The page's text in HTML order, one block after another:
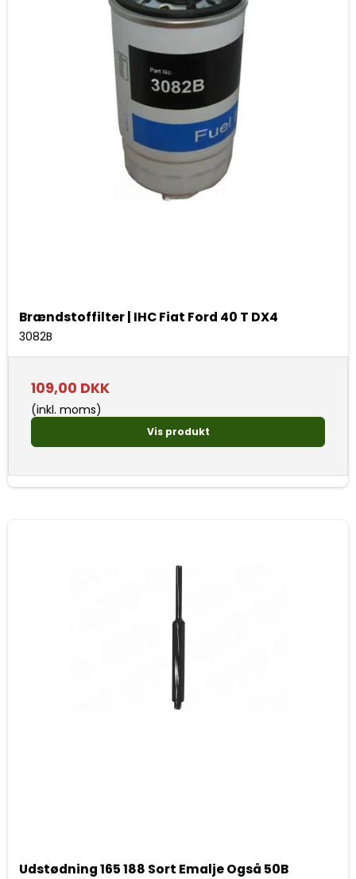
Brændstoffilter | IHC Fiat Ford 40 T DX4
3082B
109,00 DKK
(inkl. moms)
Vis produkt
Udstødning 165 188 Sort Emalje Også 50B